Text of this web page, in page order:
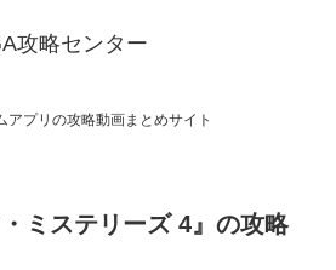
攻略センター
アプリの攻略動画まとめサイト
・ミステリーズ 4』の攻略